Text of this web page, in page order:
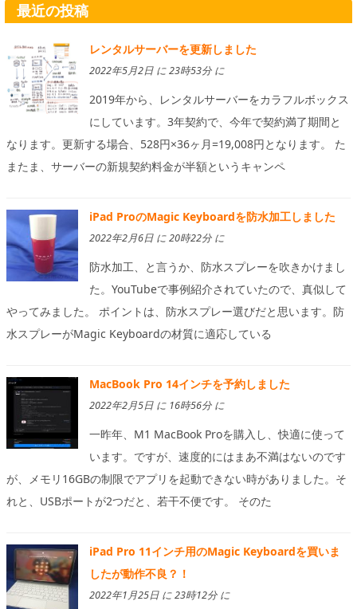
最近の投稿
レンタルサーバーを更新しました
2022年5月2日 に 23時53分 に
2019年から、レンタルサーバーをカラフルボックス
にしています。3年契約で、今年で契約満了期間と
なります。更新する場合、528円×36ヶ月=19,008円となります。 た
またま、サーバーの新規契約料金が半額というキャンペ
iPad ProのMagic Keyboardを防水加工しました
2022年2月6日 に 20時22分 に
防水加工、と言うか、防水スプレーを吹きかけまし
た。YouTubeで事例紹介されていたので、真似して
やってみました。 ポイントは、防水スプレー選びだと思います。防
水スプレーがMagic Keyboardの材質に適応している
MacBook Pro 14インチを予約しました
2022年2月5日 に 16時56分 に
一昨年、M1 MacBook Proを購入し、快適に使って
います。ですが、速度的にはまあ不満はないのです
が、メモリ16GBの制限でアプリを起動できない時がありました。そ
れと、USBポートが2つだと、若干不便です。 そのた
iPad Pro 11インチ用のMagic Keyboardを買いま
したが動作不良？！
2022年1月25日 に 23時12分 に